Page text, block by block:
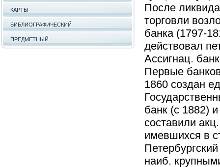
КАРТЫ
БИБЛИОГРАФИЧЕСКИЙ
ПРЕДМЕТНЫЙ
После
торговли
банка (1797-
действовал
Ассигнац.
Первые
1860 создан
банк (с 1882)
составили
имевшихся в
наиб.